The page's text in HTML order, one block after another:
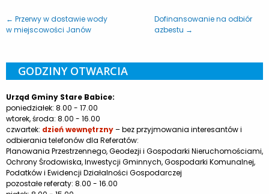
← Przerwy w dostawie wody
w miejscowości Janów
Dofinansowanie na odbiór
azbestu →
GODZINY OTWARCIA
Urząd Gminy Stare Babice:
poniedziałek: 8.00 - 17.00
wtorek, środa: 8.00 - 16.00
czwartek: dzień wewnętrzny– bez przyjmowania interesantów i
odbierania telefonów dla Referatów:
Planowania Przestrzennego, Geodezji i Gospodarki Nieruchomościami,
Ochrony Środowiska, Inwestycji Gminnych, Gospodarki Komunalnej,
Podatków i Ewidencji Działalności Gospodarczej
pozostałe referaty: 8.00 - 16.00